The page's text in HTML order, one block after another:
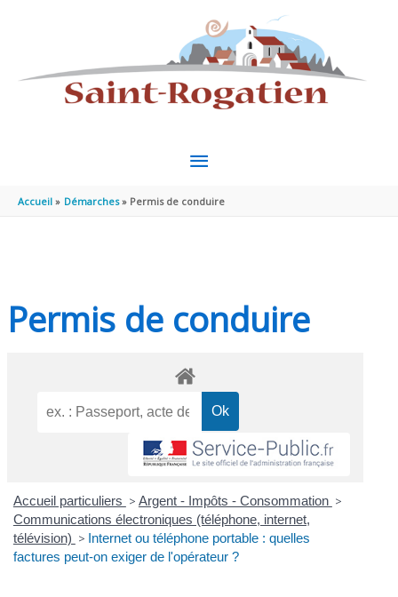
MENU
PRINCIPAL
Accueil Démarches Permis de conduire
Permis de conduire
Accueil particuliers > Argent - Impôts - Consommation >
Communications électroniques (téléphone, internet,
télévision) > Internet ou téléphone portable : quelles
factures peut-on exiger de l'opérateur ?